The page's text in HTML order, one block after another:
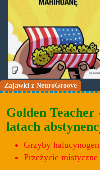
Zajawki z NeuroGroove
Golden
latach
Grzyby
Przeżycie mistyczne